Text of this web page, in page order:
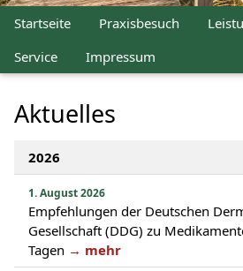
Startseite Praxisbesuch
Service
Impressum
Aktuelles
2026
1. August 2026
Empfehlungen der Deutschen
Gesellschaft (DDG) zu
Tagen → mehr